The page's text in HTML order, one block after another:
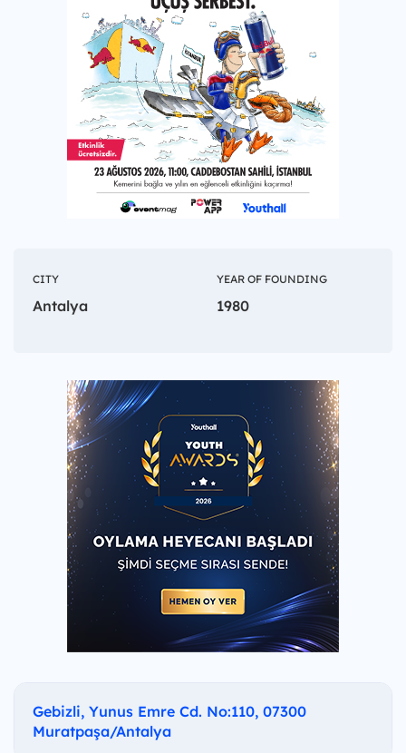
CITY
Antalya
YEAR OF FOUNDING
1980
Gebizli, Yunus Emre Cd. No:110, 07300
Muratpaşa/Antalya